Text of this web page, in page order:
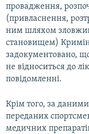
провадження,
(привласнення,
ним шляхом
становищем)
задокументовано,
не відноситься до
повідомленні.
Крім того, за
переданих
медичних